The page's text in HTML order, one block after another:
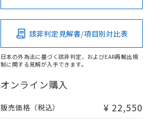
該非判定見解書/項目別対比表
日本の外為法に基づく該非判定、およびEAR再輸出規
制に関する見解が入手できます。
オンライン購入
販売価格（税込） ¥ 22,550